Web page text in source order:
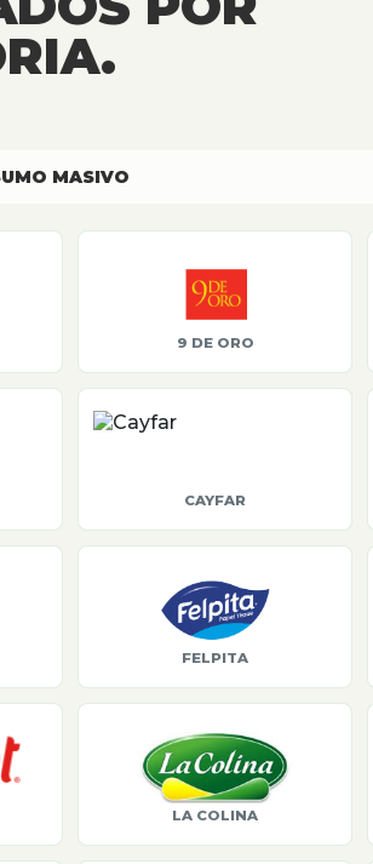
MASIVO
9 DE ORO
CAYFAR
FELPITA
LA COLINA